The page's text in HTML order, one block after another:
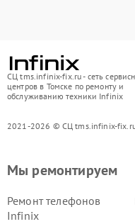
СЦ tms.infinix-fix.ru - сеть
центров в Томске по ремонту и
обслуживанию техники Infinix
2021-2026 © СЦ tms.infinix-
Мы ремонтируем
Ремонт телефонов
Infinix